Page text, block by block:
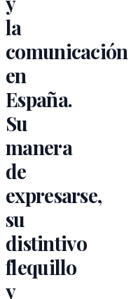
la
comunicación
en
España.
Su
manera
de
expresarse,
su
distintivo
flequillo
y